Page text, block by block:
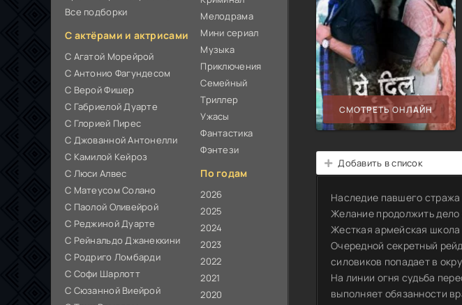
Все подборки
С актёрами и актрисами
С Агатой Морейрой
С Антонио Фагундесом
С Верой Фишер
С Габриелой Дуарте
С Глорией Пирес
С Джованной Антонелли
С Камилой Кейроз
С Люси Алвес
С Матеусом Солано
С Паолой Оливейрой
С Реджиной Дуарте
С Рейнальдо Джанеккини
С Родриго Ломбарди
С Софи Шарлотт
С Сюзанной Виейрой
Мелодрама
Мини сериал
Музыка
Приключения
Семейный
Триллер
Ужасы
Фантастика
Фэнтези
По годам
2026
2025
2024
2023
2022
2021
2020
СМОТРЕТЬ ОНЛАЙН
Добавить в список
Наследие павшего
Желание продолжить дело
Жесткая армейская
Очередной секретный
силовиков попадает в
На линии огня судьба
выполняет обязанности